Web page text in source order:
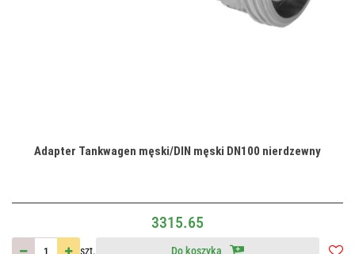
Adapter Tankwagen męski/DIN męski DN100 nierdzewny
3315.65
szt. Do koszyka